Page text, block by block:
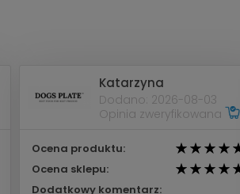
Katarzyna
Dodano: 2026-08-03
Opinia zweryfikowana
Ocena produktu:
Ocena sklepu:
Dodatkowy komentarz: